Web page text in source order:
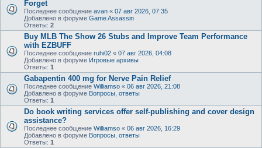
Forget
Последнее сообщение avan « 07 авг 2026, 07:35
Добавлено в форуме Game Assassin
Ответы: 2
Buy MLB The Show 26 Stubs and Improve Team Performance
with EZBUFF
Последнее сообщение ruhi02 « 07 авг 2026, 04:08
Добавлено в форуме Игровые архивы
Ответы: 1
Gabapentin 400 mg for Nerve Pain Relief
Последнее сообщение Williamso « 06 авг 2026, 21:08
Добавлено в форуме Вопросы, ответы
Ответы: 1
Do book writing services offer self-publishing and cover design
assistance?
Последнее сообщение Williamso « 06 авг 2026, 16:29
Добавлено в форуме Вопросы, ответы
Ответы: 1